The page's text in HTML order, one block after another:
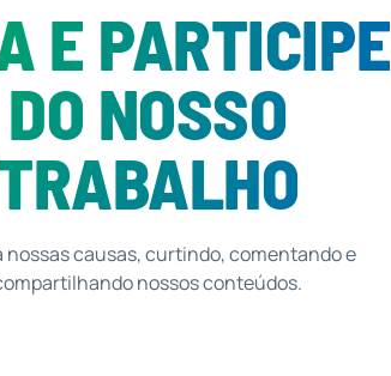
E PARTICIPE
DO NOSSO
nossas causas, curtindo, comentando e
nossos conteúdos.